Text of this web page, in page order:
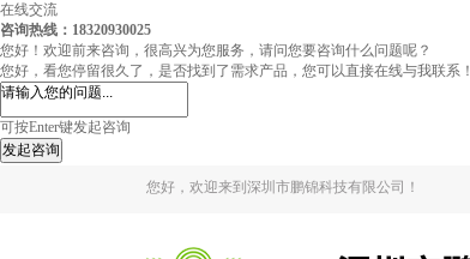
在线交流
咨询热线：18320930025
您好！欢迎前来咨询，很高兴为您服务，请问您要咨询什么问题呢？
您好，看您停留很久了，是否找到了需求产品，您可以直接在线与我联系！
可按Enter键发起咨询
发起咨询
您好，欢迎来到深圳市鹏锦科技有限公司！